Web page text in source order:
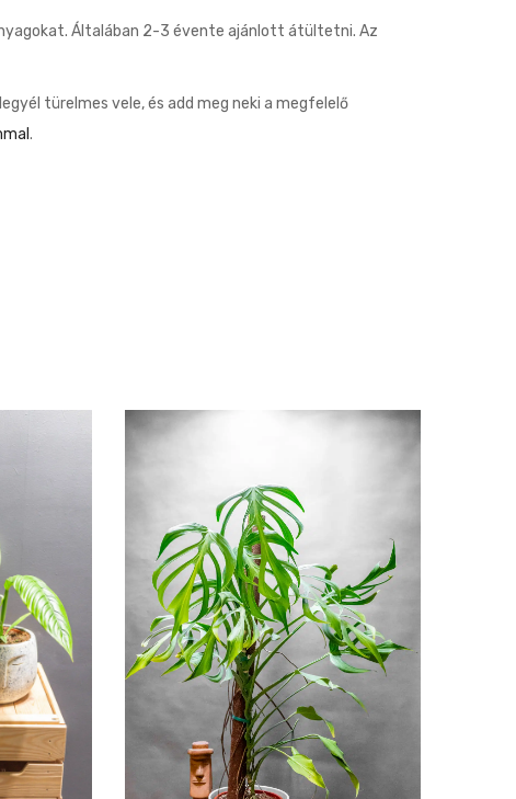
Általában 2-3 évente ajánlott átültetni. Az
türelmes vele, és add meg neki a megfelelő
.